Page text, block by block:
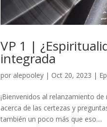
VP 1 |
integrada
por alepooley | Oct 20, 2023 |
¡Bienvenidos al relanzamiento
acerca de las certezas y
también un poco más que eso....